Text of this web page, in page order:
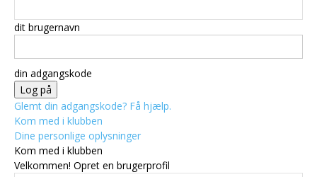
dit brugernavn
din adgangskode
Glemt din adgangskode? Få hjælp.
Kom med i klubben
Dine personlige oplysninger
Kom med i klubben
Velkommen! Opret en brugerprofil